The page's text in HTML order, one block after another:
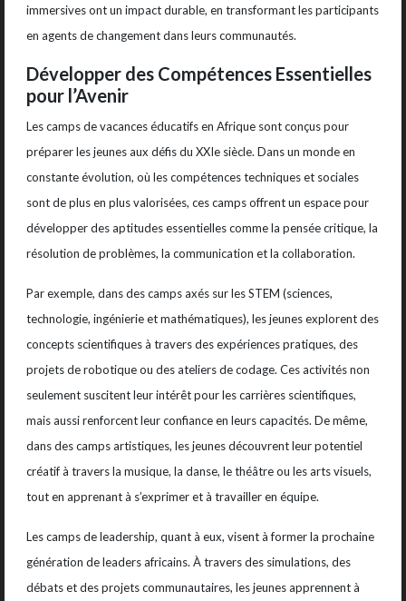
immersives ont un impact durable, en transformant les participants
en agents de changement dans leurs communautés.
Développer des Compétences Essentielles
pour l’Avenir
Les camps de vacances éducatifs en Afrique sont conçus pour
préparer les jeunes aux défis du XXIe siècle. Dans un monde en
constante évolution, où les compétences techniques et sociales
sont de plus en plus valorisées, ces camps offrent un espace pour
développer des aptitudes essentielles comme la pensée critique, la
résolution de problèmes, la communication et la collaboration.
Par exemple, dans des camps axés sur les STEM (sciences,
technologie, ingénierie et mathématiques), les jeunes explorent des
concepts scientifiques à travers des expériences pratiques, des
projets de robotique ou des ateliers de codage. Ces activités non
seulement suscitent leur intérêt pour les carrières scientifiques,
mais aussi renforcent leur confiance en leurs capacités. De même,
dans des camps artistiques, les jeunes découvrent leur potentiel
créatif à travers la musique, la danse, le théâtre ou les arts visuels,
tout en apprenant à s’exprimer et à travailler en équipe.
Les camps de leadership, quant à eux, visent à former la prochaine
génération de leaders africains. À travers des simulations, des
débats et des projets communautaires, les jeunes apprennent à